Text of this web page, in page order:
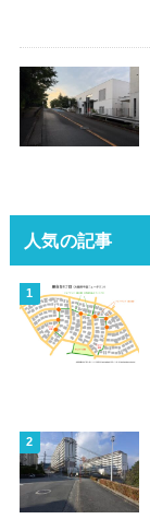
人気の記事